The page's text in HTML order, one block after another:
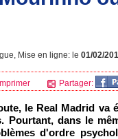
Mise en ligne: le 01/02/
Imprimer Partager:
le Real Madrid va
Pourtant, dans le
d'ordre